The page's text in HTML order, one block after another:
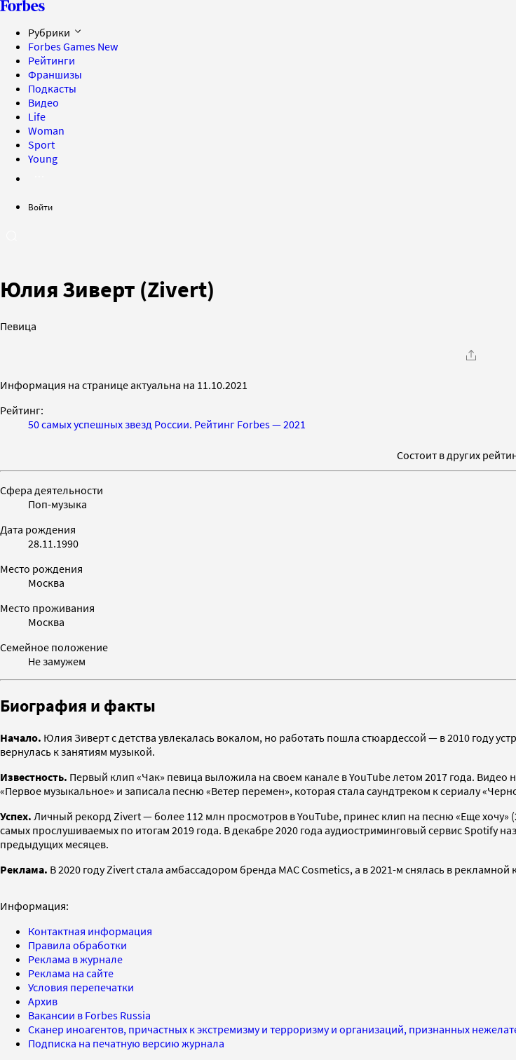
Рубрики
Forbes Games New
Рейтинги
Франшизы
Подкасты
Видео
Life
Woman
Sport
Young
Войти
Юлия Зиверт (Zivert)
Певица
Информация на странице актуальна на 11.10.2021
Рейтинг:
50 самых успешных звезд России. Рейтинг Forbes — 2021
Состоит в других
Сфера деятельности
Поп-музыка
Дата рождения
28.11.1990
Место рождения
Москва
Место проживания
Москва
Семейное положение
Не замужем
Биография и факты
Начало. Юлия Зиверт с детства увлекалась вокалом, но работать пошла стюардессой — в 2010 году
вернулась к занятиям музыкой.
Известность. Первый клип «Чак» певица выложила на своем канале в YouTube летом 2017 года.
«Первое музыкальное» и записала песню «Ветер перемен», которая стала саундтреком к сериалу
Успех. Личный рекорд Zivert — более 112 млн просмотров в YouTube, принес клип на песню «Еще хочу»
самых прослушиваемых по итогам 2019 года. В декабре 2020 года аудиостриминговый сервис Spotify
предыдущих месяцев.
Реклама. В 2020 году Zivert стала амбассадором бренда MAC Cosmetics, а в 2021-м снялась в
Информация:
Контактная информация
Правила обработки
Реклама в журнале
Реклама на сайте
Условия перепечатки
Архив
Вакансии в Forbes Russia
Сканер иноагентов, причастных к экстремизму и терроризму и организаций, признанных
Подписка на печатную версию журнала